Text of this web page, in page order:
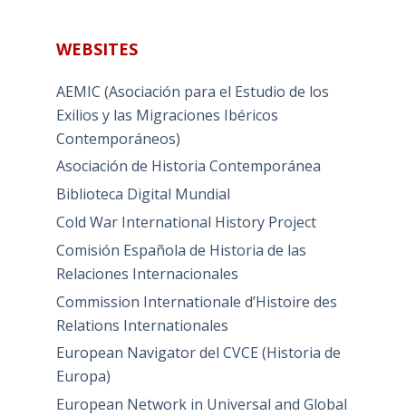
WEBSITES
AEMIC (Asociación para el Estudio de los
Exilios y las Migraciones Ibéricos
Contemporáneos)
Asociación de Historia Contemporánea
Biblioteca Digital Mundial
Cold War International History Project
Comisión Española de Historia de las
Relaciones Internacionales
Commission Internationale d’Histoire des
Relations Internationales
European Navigator del CVCE (Historia de
Europa)
European Network in Universal and Global